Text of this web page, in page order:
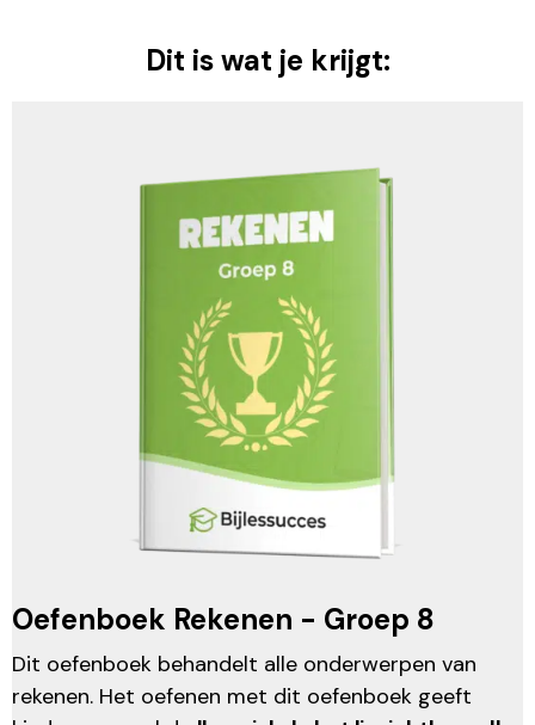
Dit is wat je krijgt:
Oefenboek Rekenen - Groep 8
Dit oefenboek behandelt alle onderwerpen van
rekenen. Het oefenen met dit oefenboek geeft